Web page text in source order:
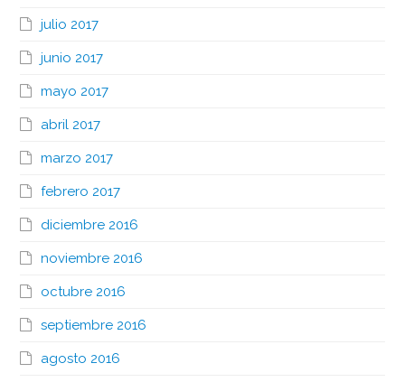
julio 2017
junio 2017
mayo 2017
abril 2017
marzo 2017
febrero 2017
diciembre 2016
noviembre 2016
octubre 2016
septiembre 2016
agosto 2016